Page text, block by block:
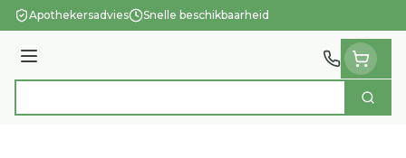
Ga naar de inhoud
Apothekersadvies Snelle beschikbaarheid
Menu
Zoek